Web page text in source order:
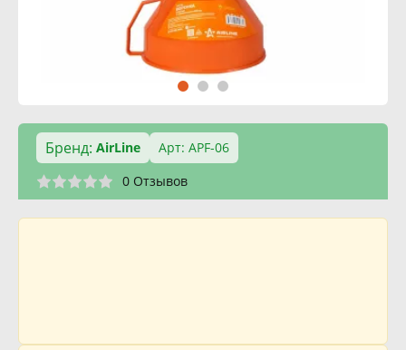
Бренд: AirLine
Арт: APF-06
0 Отзывов